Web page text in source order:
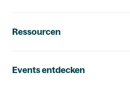
Ressourcen
Events entdecken